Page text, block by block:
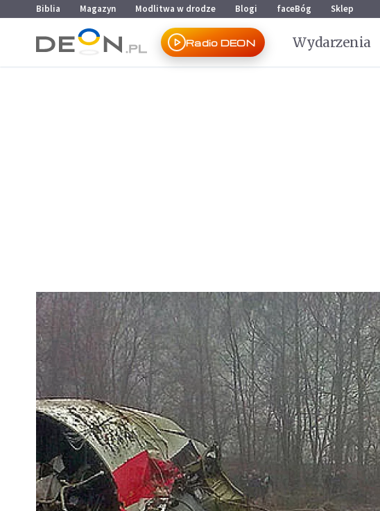
Przejdź do menu głównego
Przejdź do treści
Biblia Magazyn Modlitwa w drodze Blogi faceBóg Sklep
Radio DEON Wydarzenia